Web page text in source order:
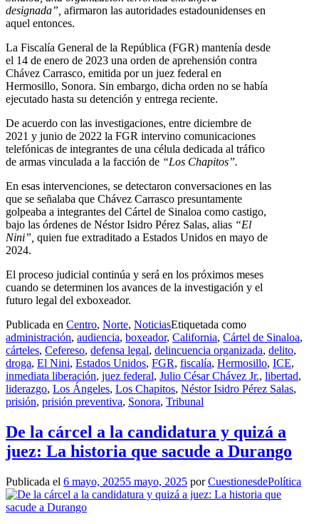
designada”, afirmaron las autoridades estadounidenses en
aquel entonces.
La Fiscalía General de la República (FGR) mantenía desde
el 14 de enero de 2023 una orden de aprehensión contra
Chávez Carrasco, emitida por un juez federal en
Hermosillo, Sonora. Sin embargo, dicha orden no se había
ejecutado hasta su detención y entrega reciente.
De acuerdo con las investigaciones, entre diciembre de
2021 y junio de 2022 la FGR intervino comunicaciones
telefónicas de integrantes de una célula dedicada al tráfico
de armas vinculada a la facción de “Los Chapitos”.
En esas intervenciones, se detectaron conversaciones en las
que se señalaba que Chávez Carrasco presuntamente
golpeaba a integrantes del Cártel de Sinaloa como castigo,
bajo las órdenes de Néstor Isidro Pérez Salas, alias “El
Nini”, quien fue extraditado a Estados Unidos en mayo de
2024.
El proceso judicial continúa y será en los próximos meses
cuando se determinen los avances de la investigación y el
futuro legal del exboxeador.
Publicada en Centro, Norte, NoticiasEtiquetada como
administración, audiencia, boxeador, California, Cártel de Sinaloa,
cárteles, Cefereso, defensa legal, delincuencia organizada, delito,
droga, El Nini, Estados Unidos, FGR, fiscalía, Hermosillo, ICE,
inmediata liberación, juez federal, Julio César Chávez Jr., libertad,
liderazgo, Los Ángeles, Los Chapitos, Néstor Isidro Pérez Salas,
prisión, prisión preventiva, Sonora, Tribunal
De la cárcel a la candidatura y quizá a
juez: La historia que sacude a Durango
Publicada el 6 mayo, 20255 mayo, 2025 porCuestionesdePolítica